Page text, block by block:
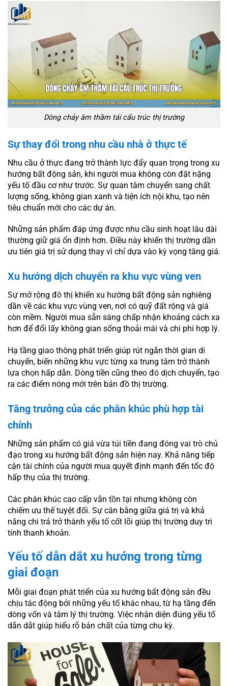
Dòng chảy âm thầm tái cấu trúc thị trường
Sự thay đổi trong nhu cầu nhà ở thực tế
Nhu cầu ở thực đang trở thành lực đẩy quan trọng trong xu
hướng bất động sản, khi người mua không còn đặt nặng
yếu tố đầu cơ như trước. Sự quan tâm chuyển sang chất
lượng sống, không gian xanh và tiện ích nội khu, tạo nên
tiêu chuẩn mới cho các dự án.
Những sản phẩm đáp ứng được nhu cầu sinh hoạt lâu dài
thường giữ giá ổn định hơn. Điều này khiến thị trường dần
ưu tiên giá trị sử dụng thay vì chỉ dựa vào kỳ vọng tăng giá.
Xu hướng dịch chuyển ra khu vực vùng ven
Sự mở rộng đô thị khiến xu hướng bất động sản nghiêng
dần về các khu vực vùng ven, nơi có quỹ đất rộng và giá
còn mềm. Người mua sẵn sàng chấp nhận khoảng cách xa
hơn để đổi lấy không gian sống thoải mái và chi phí hợp lý.
Hạ tầng giao thông phát triển giúp rút ngắn thời gian di
chuyển, biến những khu vực từng xa trung tâm trở thành
lựa chọn hấp dẫn. Dòng tiền cũng theo đó dịch chuyển, tạo
ra các điểm nóng mới trên bản đồ thị trường.
Tăng trưởng của các phân khúc phù hợp tài
chính
Những sản phẩm có giá vừa túi tiền đang đóng vai trò chủ
đạo trong xu hướng bất động sản hiện nay. Khả năng tiếp
cận tài chính của người mua quyết định mạnh đến tốc độ
hấp thụ của thị trường.
Các phân khúc cao cấp vẫn tồn tại nhưng không còn
chiếm ưu thế tuyệt đối. Sự cân bằng giữa giá trị và khả
năng chi trả trở thành yếu tố cốt lõi giúp thị trường duy trì
tính thanh khoản.
Yếu tố dẫn dắt xu hướng trong từng
giai đoạn
Mỗi giai đoạn phát triển của xu hướng bất động sản đều
chịu tác động bởi những yếu tố khác nhau, từ hạ tầng đến
dòng vốn và tâm lý thị trường. Việc nhận diện đúng yếu tố
dẫn dắt giúp hiểu rõ bản chất của từng chu kỳ.